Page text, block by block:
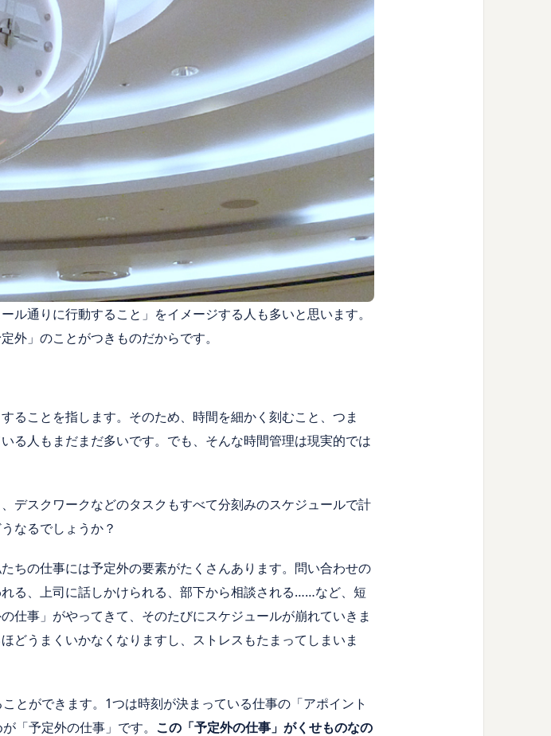
通りに行動すること」をイメージする人も多いと思います。
外」のことがつきものだからです。
ることを指します。そのため、時間を細かく刻むこと、つま
る人もまだまだ多いです。でも、そんな時間管理は現実的では
デスクワークなどのタスクもすべて分刻みのスケジュールで計
なるでしょうか？
ちの仕事には予定外の要素がたくさんあります。問い合わせの
る、上司に話しかけられる、部下から相談される……など、短
仕事」がやってきて、そのたびにスケジュールが崩れていきま
どうまくいかなくなりますし、ストレスもたまってしまいま
とができます。 1つは時刻が決まっている仕事の「アポイント
「予定外の仕事」です。 この「予定外の仕事」がくせものなの